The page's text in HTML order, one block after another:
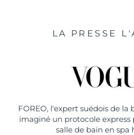
LA PRESSE
FOREO, l'expert suédois de la
imaginé un protocole express
salle de bain en spa